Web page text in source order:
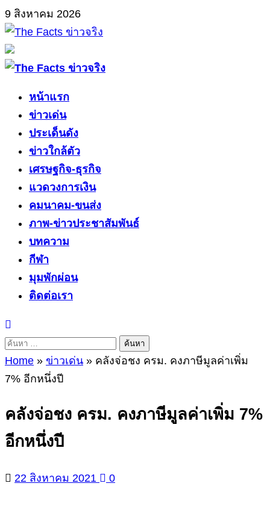
Skip
to
content
9 สิงหาคม 2026
Primary
หน้าแรก
ข่าวเด่น
ประเด็นดัง
ข่าวใกล้ตัว
เศรษฐกิจ-ธุรกิจ
แวดวงการเงิน
คมนาคม-ขนส่ง
ภาพ-ข่าวประชาสัมพันธ์
บทความ
กีฬา
มุมพักผ่อน
ติดต่อเรา
ค้นหา
สำหรับ:
Home » ข่าวเด่น » คลังจ่อชง ครม. คงภาษีมูลค่าเพิ่ม
7% อีกหนึ่งปี
คลังจ่อชง ครม. คงภาษีมูลค่าเพิ่ม 7%
อีกหนึ่งปี
22 สิงหาคม 2021 0